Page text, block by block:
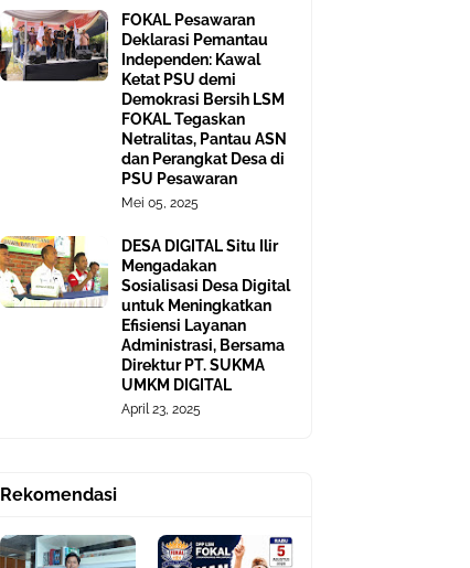
FOKAL Pesawaran
Deklarasi Pemantau
Independen: Kawal
Ketat PSU demi
Demokrasi Bersih LSM
FOKAL Tegaskan
Netralitas, Pantau ASN
dan Perangkat Desa di
PSU Pesawaran
Mei 05, 2025
DESA DIGITAL Situ Ilir
Mengadakan
Sosialisasi Desa Digital
untuk Meningkatkan
Efisiensi Layanan
Administrasi, Bersama
Direktur PT. SUKMA
UMKM DIGITAL
April 23, 2025
Rekomendasi